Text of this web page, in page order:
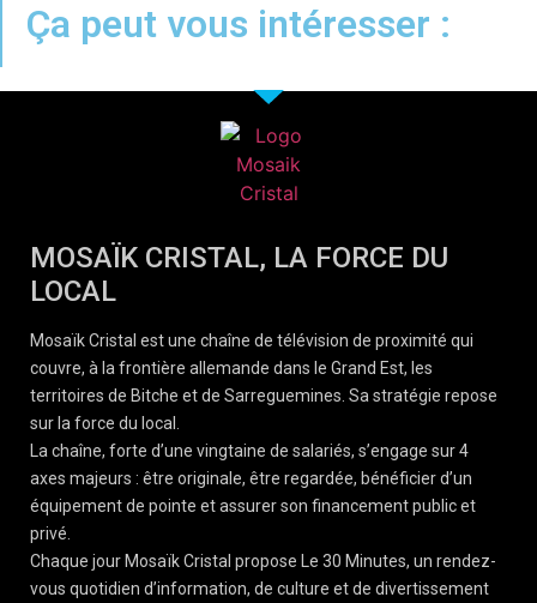
Ça peut vous intéresser :
MOSAÏK CRISTAL, LA FORCE DU
LOCAL
Mosaïk Cristal est une chaîne de télévision de proximité qui
couvre, à la frontière allemande dans le Grand Est, les
territoires de Bitche et de Sarreguemines. Sa stratégie repose
sur la force du local.
La chaîne, forte d’une vingtaine de salariés, s’engage sur 4
axes majeurs : être originale, être regardée, bénéficier d’un
équipement de pointe et assurer son financement public et
privé.
Chaque jour Mosaïk Cristal propose Le 30 Minutes, un rendez-
vous quotidien d’information, de culture et de divertissement